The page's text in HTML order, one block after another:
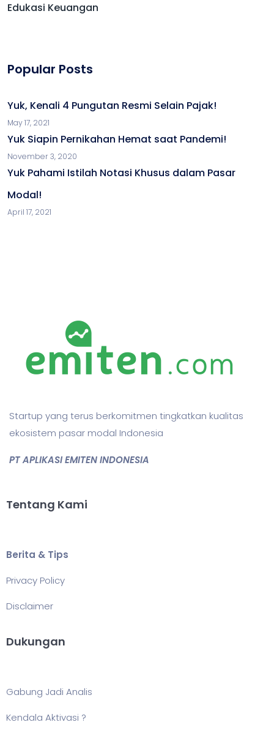
Edukasi Keuangan
Popular Posts
Yuk, Kenali 4 Pungutan Resmi Selain Pajak!
May 17, 2021
Yuk Siapin Pernikahan Hemat saat Pandemi!
November 3, 2020
Yuk Pahami Istilah Notasi Khusus dalam Pasar
Modal!
April 17, 2021
Startup yang terus berkomitmen tingkatkan kualitas
ekosistem pasar modal Indonesia
PT APLIKASI EMITEN INDONESIA
Tentang Kami
Berita & Tips
Privacy Policy
Disclaimer
Dukungan
Gabung Jadi Analis
Kendala Aktivasi ?